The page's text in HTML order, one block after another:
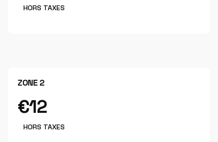
HORS TAXES
ZONE 2
€12
HORS TAXES